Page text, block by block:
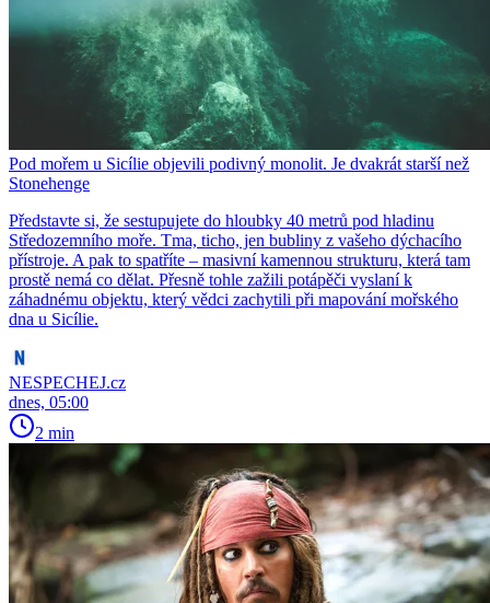
Pod mořem u Sicílie objevili podivný monolit. Je dvakrát starší než
Stonehenge
Představte si, že sestupujete do hloubky 40 metrů pod hladinu
Středozemního moře. Tma, ticho, jen bubliny z vašeho dýchacího
přístroje. A pak to spatříte – masivní kamennou strukturu, která tam
prostě nemá co dělat. Přesně tohle zažili potápěči vyslaní k
záhadnému objektu, který vědci zachytili při mapování mořského
dna u Sicílie.
NESPECHEJ.cz
dnes, 05:00
2 min